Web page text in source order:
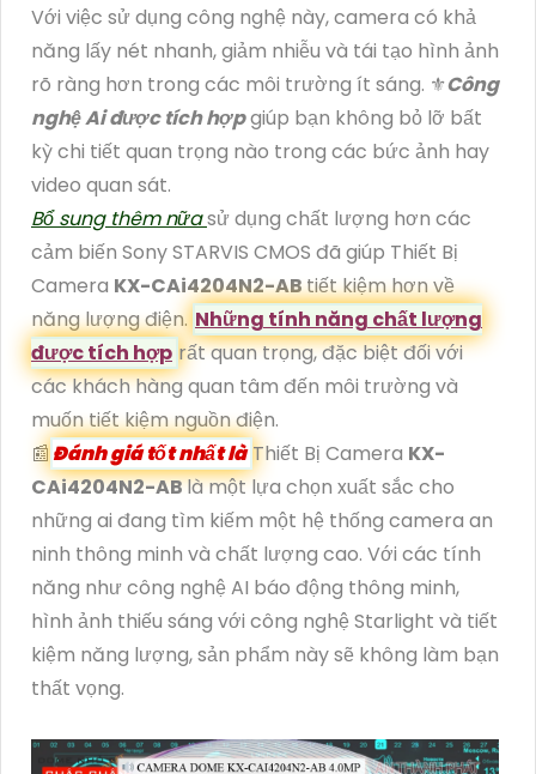
Với việc sử dụng công nghệ này, camera có khả
năng lấy nét nhanh, giảm nhiễu và tái tạo hình ảnh
rõ ràng hơn trong các môi trường ít sáng. ⚜️Công
nghệ Ai được tích hợpgiúp bạn không bỏ lỡ bất
kỳ chi tiết quan trọng nào trong các bức ảnh hay
video quan sát.
Bổ sung thêm nữasử dụng chất lượng hơn các
cảm biến Sony STARVIS CMOS đã giúp Thiết Bị
Camera KX-CAi4204N2-ABtiết kiệm hơn về
năng lượng điện. Những tính năng chất lượng
được tích hợp rất quan trọng, đặc biệt đối với
các khách hàng quan tâm đến môi trường và
muốn tiết kiệm nguồn điện.
📰 Đánh giá tốt nhất làThiết Bị Camera KX-
CAi4204N2-ABlà một lựa chọn xuất sắc cho
những ai đang tìm kiếm một hệ thống camera an
ninh thông minh và chất lượng cao. Với các tính
năng như công nghệ AI báo động thông minh,
hình ảnh thiếu sáng với công nghệ Starlight và tiết
kiệm năng lượng, sản phẩm này sẽ không làm bạn
thất vọng.